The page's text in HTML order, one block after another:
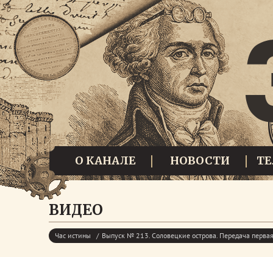
О КАНАЛЕ НОВОСТИ
ВИДЕО
Час истины Выпуск № 213. Соловецкие острова. Передача первая